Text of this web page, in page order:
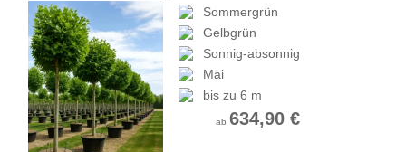
Sommergrün
Gelbgrün
Sonnig-absonnig
Mai
bis zu 6 m
ab 634,90 €